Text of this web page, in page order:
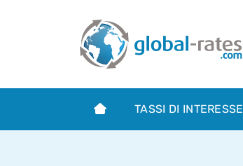
TASSI DI INTERESSE
Term SOFR
Cos'è l'inflazione CPI?
Cos'è l'inflazione HICP?
Tassi storici Euribor
Tassi storici di ESTER
Calcolatore dell’inflazione